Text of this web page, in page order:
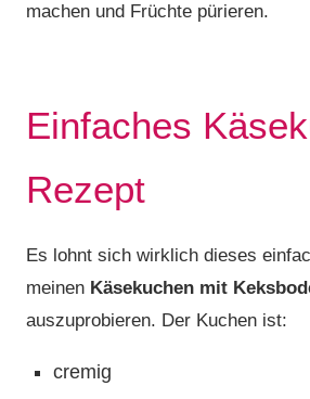
machen und Früchte pürieren.
Einfaches
Rezept
Es lohnt sich wirklich dieses
meinen Käsekuchen mit
auszuprobieren. Der Kuchen ist:
cremig